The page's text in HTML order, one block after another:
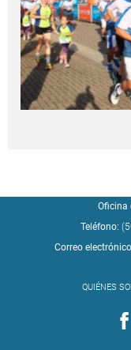
Oficina
Teléfono:
Correo
QUIÉNES